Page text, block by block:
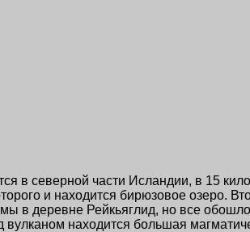
в северной части Исландии, в 15
и находится бирюзовое озеро.
в деревне Рейкьяглид, но все
находится большая